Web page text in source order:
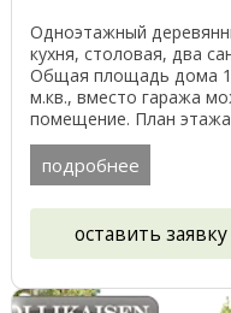
Одноэтажный
кухня, столовая, два
Общая площадь дома
м.кв., вместо гаража
помещение. План
подробнее
оставить заявку